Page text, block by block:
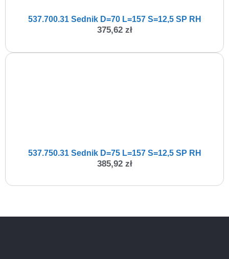
537.700.31 Sednik D=70 L=157 S=12,5 SP RH
375,62 zł
537.750.31 Sednik D=75 L=157 S=12,5 SP RH
385,92 zł